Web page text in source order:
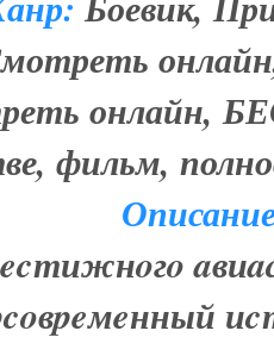
онлайн,
фильм,